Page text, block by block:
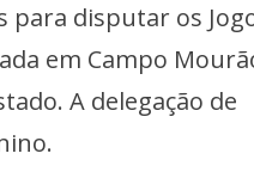
para disputar os
em Campo
A delegação de